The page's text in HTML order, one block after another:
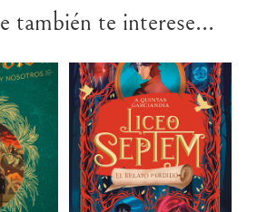
también te interese...